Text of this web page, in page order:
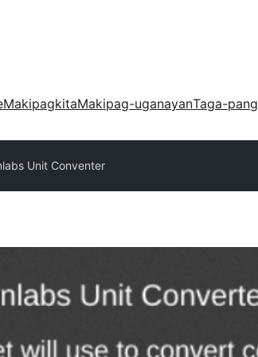
MakipagkitaMakipag-uganayanTaga-
Unit Conventer